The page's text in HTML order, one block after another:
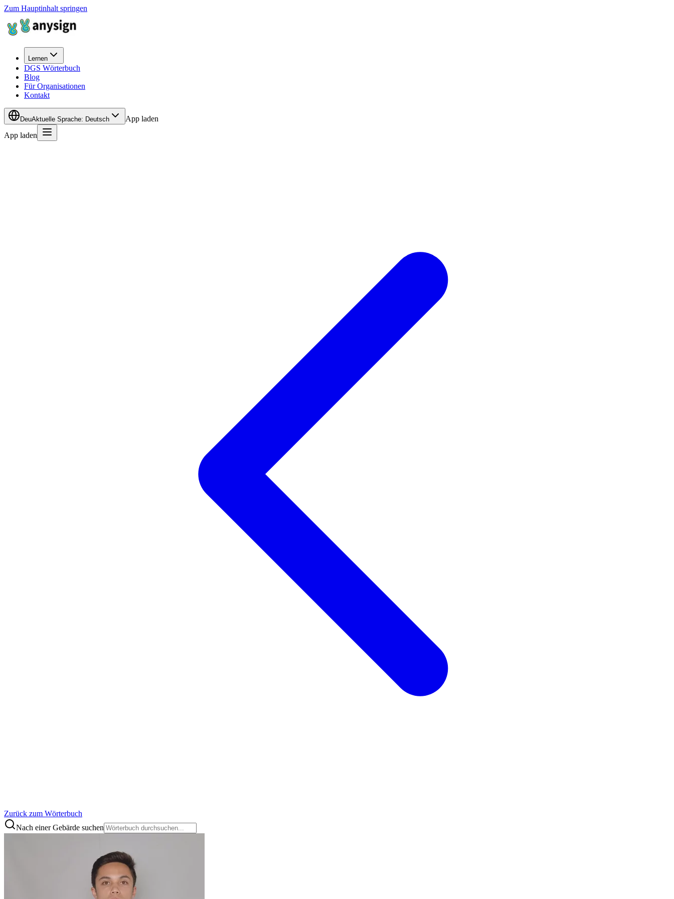
Zum Hauptinhalt springen
Lernen
DGS Wörterbuch
Blog
Für Organisationen
Kontakt
DeuAktuelle Sprache: Deutsch
App laden
App laden
Zurück zum Wörterbuch
Nach einer Gebärde suchen